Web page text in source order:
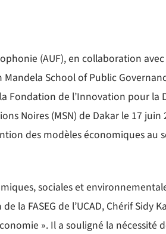
(AUF), en collaboration avec
Mandela School of Public
Fondation de l’Innovation pour la
Noires (MSN) de Dakar le 17
des modèles économiques au
sociales et
la FASEG de l’UCAD, Chérif Sidy
». Il a souligné la nécessité